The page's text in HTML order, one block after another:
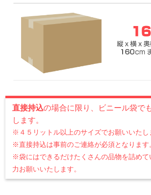
直接持込の場合に限り、ビニール袋で
します。
※４５リットル以上のサイズでお願いいたし
※直接持込は事前のご連絡が必須となります
※袋にはできるだけたくさんの品物を詰めて
力お願いいたします。